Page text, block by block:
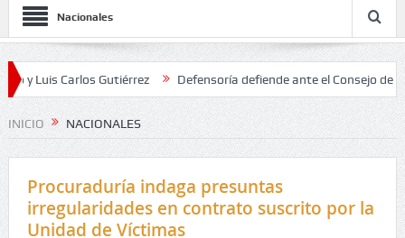
Nacionales
Gutiérrez Defensoría defiende ante el Consejo de Estado el
2026
INICIO NACIONALES
Procuraduría indaga presuntas
irregularidades en contrato suscrito por la
Unidad de Víctimas